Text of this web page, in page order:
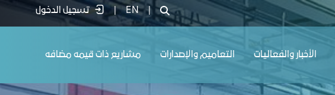
|
EN
| تسجيل الدخول
الأخبار والفعاليات التعاميم والإصدارات مشاريع ذات قيمه مضافه